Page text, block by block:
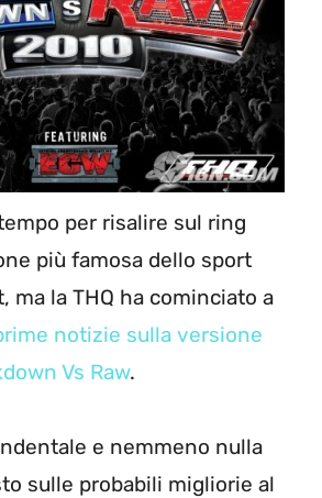
per risalire sul ring
più famosa dello sport
ma la THQ ha cominciato a
notizie sulla versione
Vs Raw.
e nemmeno nulla
sulle probabili migliorie al